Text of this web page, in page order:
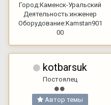
Город:Каменск-Уральский
Деятельность:инженер
Оборудование:Kamstan901
00
kotbarsuk
Постоялец
Автор темы